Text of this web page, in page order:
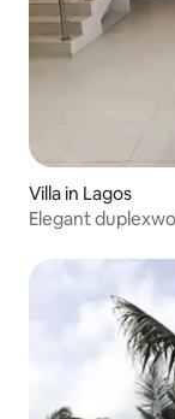
Villa in Lagos
Elegant